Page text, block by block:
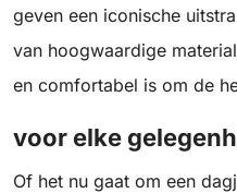
geven een iconische
van hoogwaardige
en comfortabel is om de
voor elke
Of het nu gaat om een